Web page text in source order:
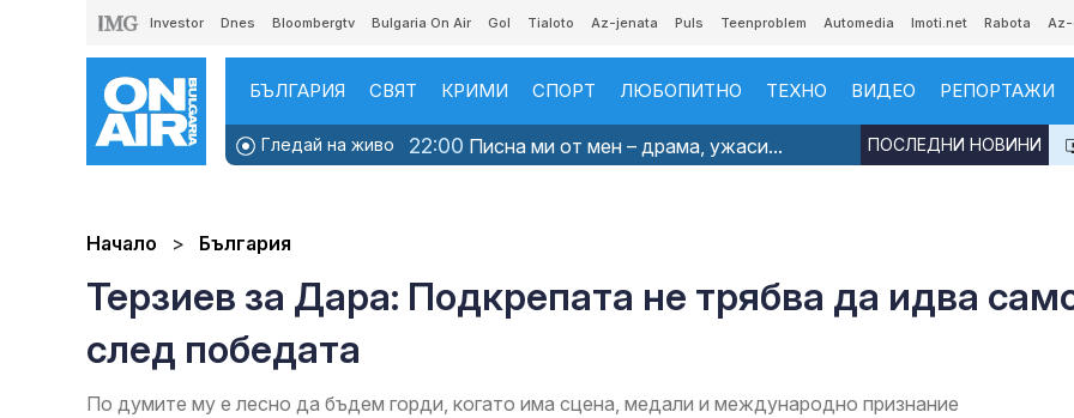
Investor Dnes Bloombergtv Bulgaria On Air Gol Tialoto Az-jenata Puls Teenproblem Automedia Imoti.net Rabota
БЪЛГАРИЯ СВЯТ КРИМИ СПОРТ ЛЮБОПИТНО ТЕХНО ВИДЕО РЕПОРТАЖИ
Гледай на живо 22:00 Писна ми от мен – драма, ужаси... ПОСЛЕДНИ НОВИНИ
Начало България
Терзиев за Дара: Подкрепата не трябва да идва
след победата
По думите му е лесно да бъдем горди, когато има сцена, медали и международно признание